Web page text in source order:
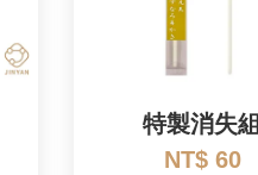
特製消失組
NT$ 60